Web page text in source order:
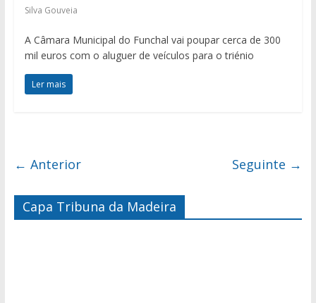
Silva Gouveia
A Câmara Municipal do Funchal vai poupar cerca de 300
mil euros com o aluguer de veículos para o triénio
Ler mais
← Anterior Seguinte →
Capa Tribuna da Madeira